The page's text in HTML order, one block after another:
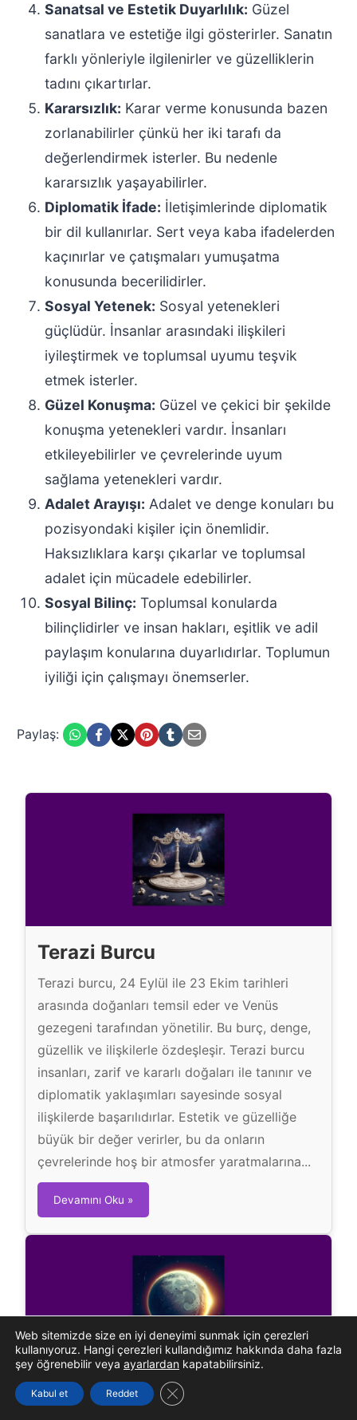
Sanatsal ve Estetik Duyarlılık: Güzel
sanatlara ve estetiğe ilgi gösterirler. Sanatın
farklı yönleriyle ilgilenirler ve güzelliklerin
tadını çıkartırlar.
Kararsızlık: Karar verme konusunda bazen
zorlanabilirler çünkü her iki tarafı da
değerlendirmek isterler. Bu nedenle
kararsızlık yaşayabilirler.
Diplomatik İfade: İletişimlerinde diplomatik
bir dil kullanırlar. Sert veya kaba ifadelerden
kaçınırlar ve çatışmaları yumuşatma
konusunda becerilidirler.
Sosyal Yetenek: Sosyal yetenekleri
güçlüdür. İnsanlar arasındaki ilişkileri
iyileştirmek ve toplumsal uyumu teşvik
etmek isterler.
Güzel Konuşma: Güzel ve çekici bir şekilde
konuşma yetenekleri vardır. İnsanları
etkileyebilirler ve çevrelerinde uyum
sağlama yetenekleri vardır.
Adalet Arayışı: Adalet ve denge konuları bu
pozisyondaki kişiler için önemlidir.
Haksızlıklara karşı çıkarlar ve toplumsal
adalet için mücadele edebilirler.
Sosyal Bilinç: Toplumsal konularda
bilinçlidirler ve insan hakları, eşitlik ve adil
paylaşım konularına duyarlıdırlar. Toplumun
iyiliği için çalışmayı önemserler.
Paylaş:
Terazi Burcu
Terazi burcu, 24 Eylül ile 23 Ekim tarihleri
arasında doğanları temsil eder ve Venüs
gezegeni tarafından yönetilir. Bu burç, denge,
güzellik ve ilişkilerle özdeşleşir. Terazi burcu
insanları, zarif ve kararlı doğaları ile tanınır ve
diplomatik yaklaşımları sayesinde sosyal
ilişkilerde başarılıdırlar. Estetik ve güzelliğe
büyük bir değer verirler, bu da onların
çevrelerinde hoş bir atmosfer yaratmalarına...
Devamını Oku »T
e
r
a
B
u
r
c
u
Merkür Burcu
Web sitemizde size en iyi deneyimi sunmak için çerezleri
kullanıyoruz. Hangi çerezleri kullandığımız hakkında daha fazla
şey öğrenebilir veya ayarlardan kapatabilirsiniz.
Kabul et Reddet GDPR çerez şeridini kapat